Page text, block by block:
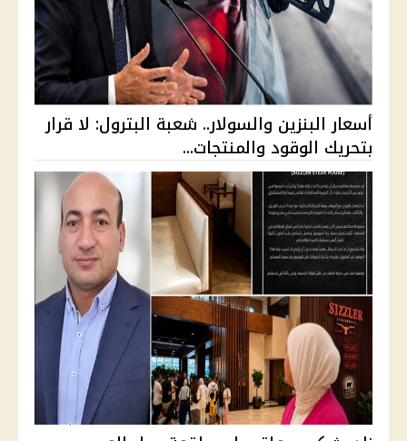
أسعار البنزين والسولار.. شعبة البترول: لا قرار
بتحريك الوقود والمنتجات...